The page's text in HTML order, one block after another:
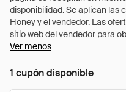
Ver menos
1 cupón disponible